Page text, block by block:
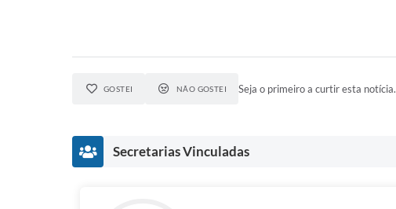
GOSTEI NÃO GOSTEI Seja o primeiro a curtir esta notícia.
Secretarias Vinculadas